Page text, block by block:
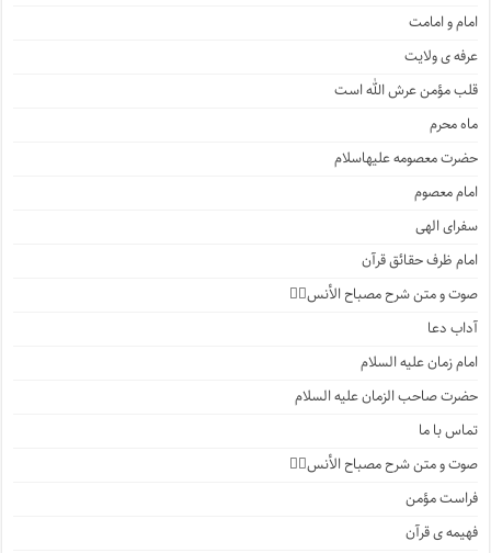
امام و امامت
عرفه ی ولایت
قلب مؤمن عرش الله است
ماه محرم
حضرت معصومه علیهاسلام
امام معصوم
سفرای الهی
امام ظرف حقائق قرآن
صوت و متن شرح مصباح الأنس۲️⃣
آداب دعا
امام زمان علیه السلام
حضرت صاحب الزمان علیه السلام
تماس با ما
صوت و متن شرح مصباح الأنس۱️⃣
فراست مؤمن
فهیمه ی قرآن